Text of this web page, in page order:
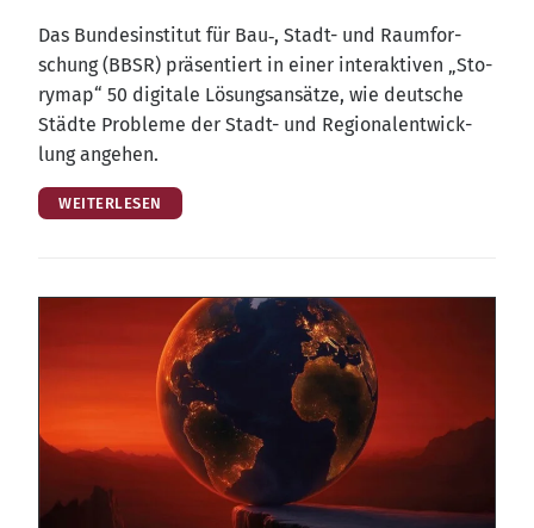
Das Bun­des­in­sti­tut für Bau‑, Stadt- und Raum­for­
schung (BBSR) prä­sen­tiert in einer inter­ak­ti­ven „Sto­
ry­map“ 50 digi­ta­le Lösungs­an­sät­ze, wie deut­sche
Städ­te Pro­ble­me der Stadt- und Regio­nal­ent­wick­
lung angehen.
WEITERLESEN